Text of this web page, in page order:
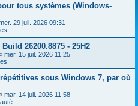
tous systèmes (Windows-
29 juil. 2026 09:31
26200.8875 - 25H2
mer. 15 juil. 2026 11:25
sous Windows 7, par où
mar. 14 juil. 2026 11:58